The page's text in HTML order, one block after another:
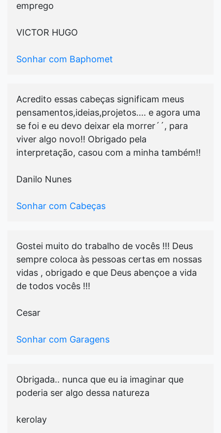
emprego
VICTOR HUGO
Sonhar com Baphomet
Acredito essas cabeças significam meus
pensamentos,ideias,projetos.... e agora uma
se foi e eu devo deixar ela morrer´´, para
viver algo novo!! Obrigado pela
interpretação, casou com a minha também!!
Danilo Nunes
Sonhar com Cabeças
Gostei muito do trabalho de vocês !!! Deus
sempre coloca às pessoas certas em nossas
vidas , obrigado e que Deus abençoe a vida
de todos vocês !!!
Cesar
Sonhar com Garagens
Obrigada.. nunca que eu ia imaginar que
poderia ser algo dessa natureza
kerolay